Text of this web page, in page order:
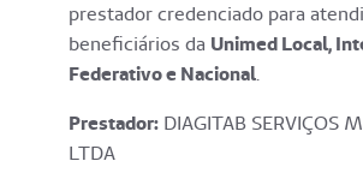
prestador credenciado para
beneficiários da Unimed Local,
Federativo e Nacional.
Prestador: DIAGITAB SERVIÇOS
LTDA